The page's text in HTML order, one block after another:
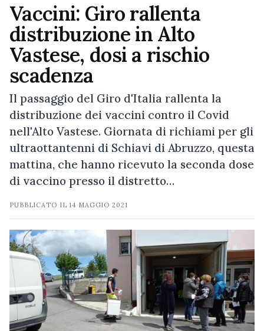
Vaccini: Giro rallenta
distribuzione in Alto
Vastese, dosi a rischio
scadenza
Il passaggio del Giro d'Italia rallenta la
distribuzione dei vaccini contro il Covid
nell'Alto Vastese. Giornata di richiami per gli
ultraottantenni di Schiavi di Abruzzo, questa
mattina, che hanno ricevuto la seconda dose
di vaccino presso il distretto…
PUBBLICATO IL14 MAGGIO 2021